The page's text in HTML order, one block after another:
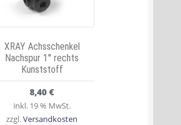
XRAY Achsschenkel
Nachspur 1° rechts
Kunststoff
8,40€
inkl. 19 % MwSt.
zzgl.Versandkosten